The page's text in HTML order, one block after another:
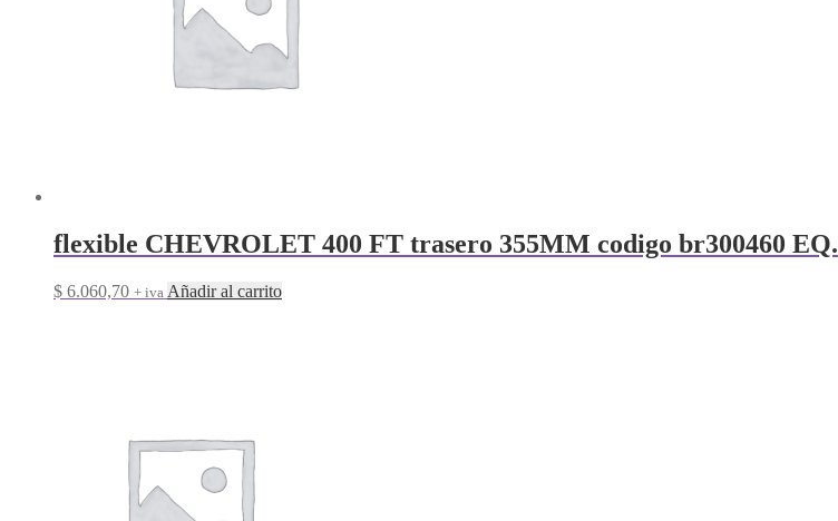
flexible CHEVROLET 400 FT trasero 355MM codigo br300460 EQ.
$ 6.060,70 + iva Añadir al carrito